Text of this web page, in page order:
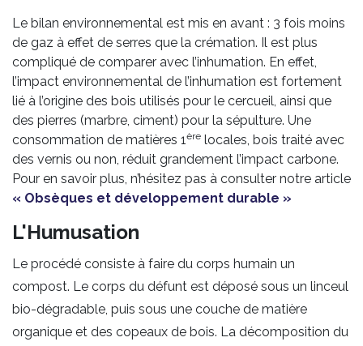
Le bilan environnemental est mis en avant : 3 fois moins
de gaz à effet de serres que la crémation. Il est plus
compliqué de comparer avec l’inhumation. En effet,
l’impact environnemental de l’inhumation est fortement
lié à l’origine des bois utilisés pour le cercueil, ainsi que
des pierres (marbre, ciment) pour la sépulture. Une
consommation de matières 1ère locales, bois traité avec
des vernis ou non, réduit grandement l’impact carbone.
Pour en savoir plus, n’hésitez pas à consulter notre article
« Obsèques et développement durable »
L'Humusation
Le procédé consiste à faire du corps humain un
compost. Le corps du défunt est déposé sous un linceul
bio-dégradable, puis sous une couche de matière
organique et des copeaux de bois. La décomposition du